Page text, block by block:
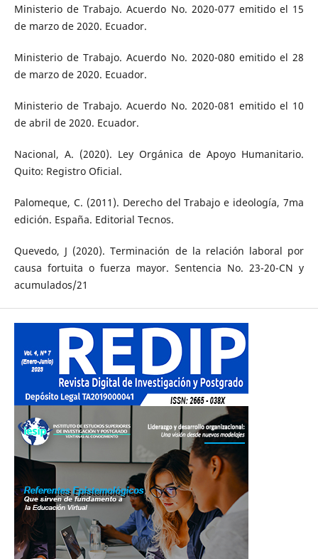
Ministerio de Trabajo. Acuerdo No. 2020-077 emitido el 15
de marzo de 2020. Ecuador.
Ministerio de Trabajo. Acuerdo No. 2020-080 emitido el 28
de marzo de 2020. Ecuador.
Ministerio de Trabajo. Acuerdo No. 2020-081 emitido el 10
de abril de 2020. Ecuador.
Nacional, A. (2020). Ley Orgánica de Apoyo Humanitario.
Quito: Registro Oficial.
Palomeque, C. (2011). Derecho del Trabajo e ideología, 7ma
edición. España. Editorial Tecnos.
Quevedo, J (2020). Terminación de la relación laboral por
causa fortuita o fuerza mayor. Sentencia No. 23-20-CN y
acumulados/21